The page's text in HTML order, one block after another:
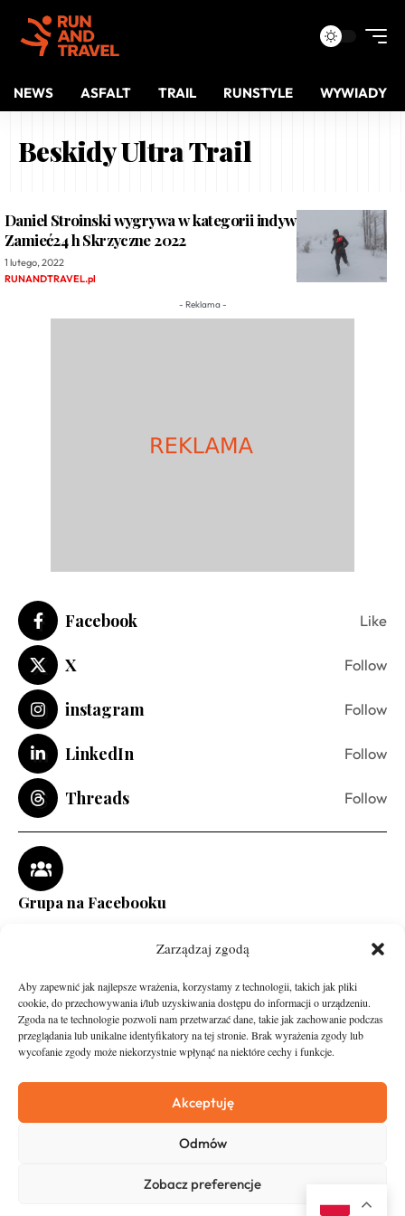
Zarządzaj zgodą
Aby zapewnić jak najlepsze wrażenia, korzystamy z technologii, takich jak pliki
cookie, do przechowywania i/lub uzyskiwania dostępu do informacji o urządzeniu.
Zgoda na te technologie pozwoli nam przetwarzać dane, takie jak zachowanie podczas
przeglądania lub unikalne identyfikatory na tej stronie. Brak wyrażenia zgody lub
wycofanie zgody może niekorzystnie wpłynąć na niektóre cechy i funkcje.
Akceptuję
Odmów
Zobacz preferencje
NEWS ASFALT TRAIL RUNSTYLE WYWIADY
Beskidy Ultra Trail
Daniel Stroinski wygrywa w kategorii indywidualnej
Zamieć24 h Skrzyczne 2022
1 lutego, 2022
RUNANDTRAVEL.pl
- Reklama -
Facebook Like
X Follow
instagram Follow
LinkedIn Follow
Threads Follow
Grupa na Facebooku
Asfalt
O nas
Zostań Patronem
Kontakt